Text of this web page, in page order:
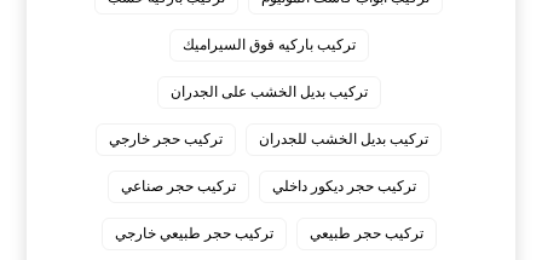
تركيب باركيه فوق السيراميك
تركيب بديل الخشب على الجدران
تركيب بديل الخشب للجدران تركيب حجر خارجي
تركيب حجر ديكور داخلي تركيب حجر صناعي
تركيب حجر طبيعي تركيب حجر طبيعي خارجي